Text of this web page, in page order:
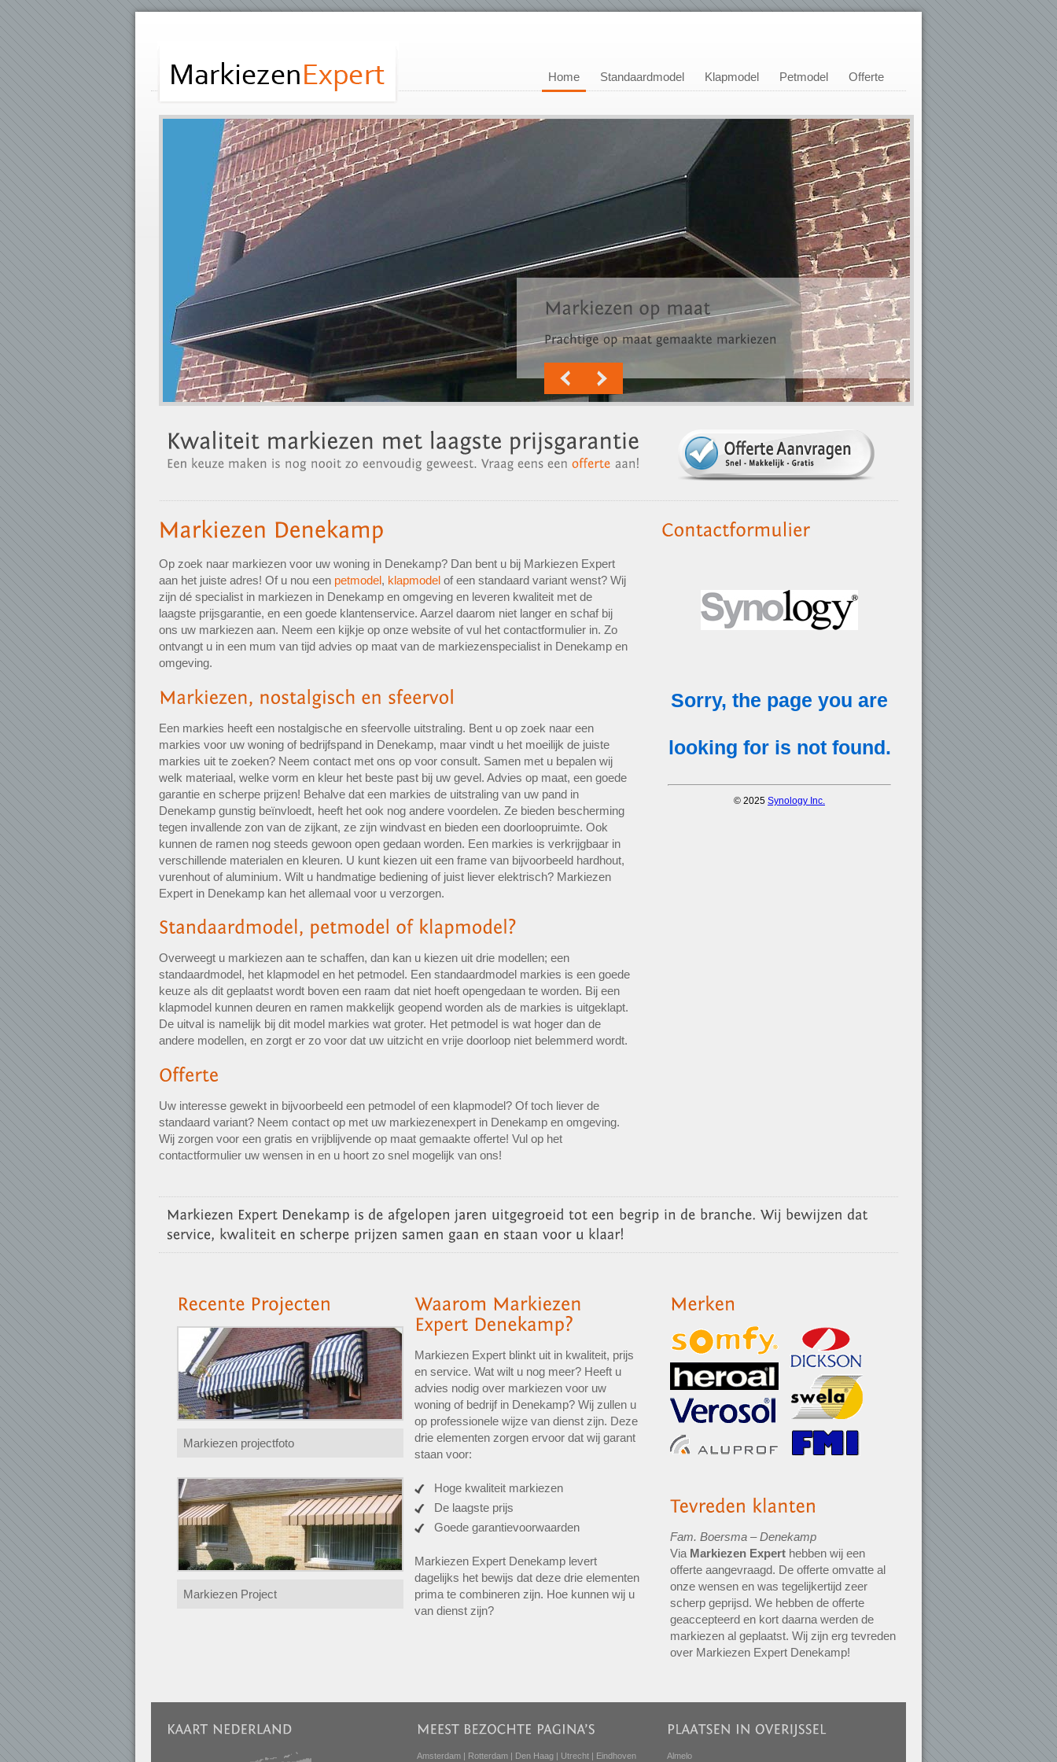
Home Standaardmodel Klapmodel Petmodel Offerte
Op zoek naar markiezen voor uw woning in Denekamp? Dan bent u bij Markiezen Expert
aan het juiste adres! Of u nou een petmodel, klapmodel of een standaard variant wenst? Wij
zijn dé specialist in markiezen in Denekamp en omgeving en leveren kwaliteit met de
laagste prijsgarantie, en een goede klantenservice. Aarzel daarom niet langer en schaf bij
ons uw markiezen aan. Neem een kijkje op onze website of vul het contactformulier in. Zo
ontvangt u in een mum van tijd advies op maat van de markiezenspecialist in Denekamp en
omgeving.
Een markies heeft een nostalgische en sfeervolle uitstraling. Bent u op zoek naar een
markies voor uw woning of bedrijfspand in Denekamp, maar vindt u het moeilijk de juiste
markies uit te zoeken? Neem contact met ons op voor consult. Samen met u bepalen wij
welk materiaal, welke vorm en kleur het beste past bij uw gevel. Advies op maat, een goede
garantie en scherpe prijzen! Behalve dat een markies de uitstraling van uw pand in
Denekamp gunstig beïnvloedt, heeft het ook nog andere voordelen. Ze bieden bescherming
tegen invallende zon van de zijkant, ze zijn windvast en bieden een doorloopruimte. Ook
kunnen de ramen nog steeds gewoon open gedaan worden. Een markies is verkrijgbaar in
verschillende materialen en kleuren. U kunt kiezen uit een frame van bijvoorbeeld hardhout,
vurenhout of aluminium. Wilt u handmatige bediening of juist liever elektrisch? Markiezen
Expert in Denekamp kan het allemaal voor u verzorgen.
Overweegt u markiezen aan te schaffen, dan kan u kiezen uit drie modellen; een
standaardmodel, het klapmodel en het petmodel. Een standaardmodel markies is een goede
keuze als dit geplaatst wordt boven een raam dat niet hoeft opengedaan te worden. Bij een
klapmodel kunnen deuren en ramen makkelijk geopend worden als de markies is uitgeklapt.
De uitval is namelijk bij dit model markies wat groter. Het petmodel is wat hoger dan de
andere modellen, en zorgt er zo voor dat uw uitzicht en vrije doorloop niet belemmerd wordt.
Uw interesse gewekt in bijvoorbeeld een petmodel of een klapmodel? Of toch liever de
standaard variant? Neem contact op met uw markiezenexpert in Denekamp en omgeving.
Wij zorgen voor een gratis en vrijblijvende op maat gemaakte offerte! Vul op het
contactformulier uw wensen in en u hoort zo snel mogelijk van ons!
Markiezen projectfoto
Markiezen Project
Markiezen Expert blinkt uit in kwaliteit, prijs
en service. Wat wilt u nog meer? Heeft u
advies nodig over markiezen voor uw
woning of bedrijf in Denekamp? Wij zullen u
op professionele wijze van dienst zijn. Deze
drie elementen zorgen ervoor dat wij garant
staan voor:
Hoge kwaliteit markiezen
De laagste prijs
Goede garantievoorwaarden
Markiezen Expert Denekamp levert
dagelijks het bewijs dat deze drie elementen
prima te combineren zijn. Hoe kunnen wij u
van dienst zijn?
Fam. Boersma – Denekamp
Via Markiezen Expert hebben wij een
offerte aangevraagd. De offerte omvatte al
onze wensen en was tegelijkertijd zeer
scherp geprijsd. We hebben de offerte
geaccepteerd en kort daarna werden de
markiezen al geplaatst. Wij zijn erg tevreden
over Markiezen Expert Denekamp!
Amsterdam Rotterdam Den Haag Utrecht
Eindhoven
Almelo